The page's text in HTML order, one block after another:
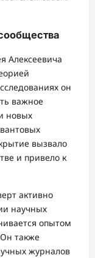
Алексеевича
он
важное
новых
вызвало
и привело к
активно
научных
опытом
также
журналов